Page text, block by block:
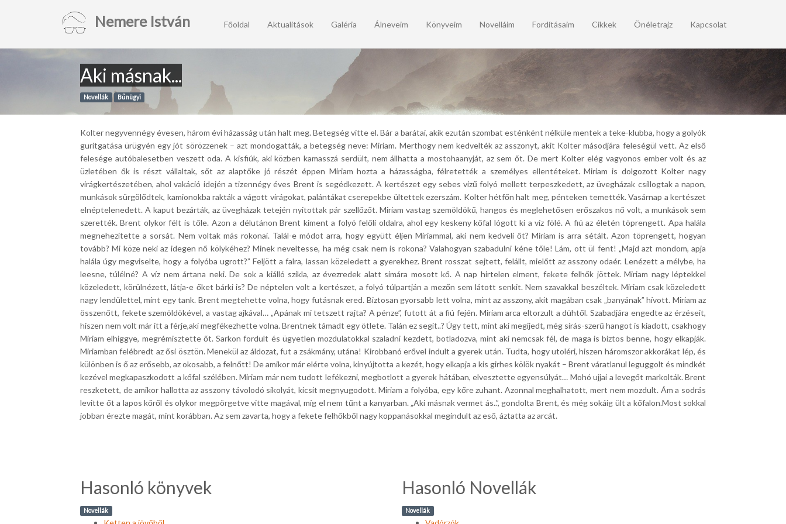
Nemere István Főoldal Aktualitások Galéria Álneveim Könyveim Novelláim Fordításaim Cikkek Önéletrajz Kapcsolat
Aki másnak...
Novellák Bűnügyi
Kolter negyvennégy évesen, három évi házasság után halt meg. Betegség vitte el. Bár a barátai, akik ezután szombat esténként nélküle mentek a teke-klubba, hogy a golyók
gurítgatása ürügyén egy jót sörözzenek – azt mondogatták, a betegség neve: Miriam. Merthogy nem kedvelték az asszonyt, akit Kolter másodjára feleségül vett. Az első
felesége autóbalesetben veszett oda. A kisfiúk, aki közben kamasszá serdült, nem állhatta a mostohaanyját, az sem őt. De mert Kolter elég vagyonos ember volt és az
üzletében ők is részt vállaltak, sőt az alaptőke jó részét éppen Miriam hozta a házasságba, félretették a személyes ellentéteket. Miriam is dolgozott Kolter nagy
virágkertészetében, ahol vakáció idején a tizennégy éves Brent is segédkezett. A kertészet egy sebes vizű folyó mellett terpeszkedett, az üvegházak csillogtak a napon,
munkások sürgölődtek, kamionokba rakták a vágott virágokat, palántákat cserepekbe ültettek ezerszám. Kolter hétfőn halt meg, pénteken temették. Vasárnap a kertészet
elnéptelenedett. A kaput bezárták, az üvegházak tetején nyitottak pár szellőzőt. Miriam vastag szemöldökű, hangos és meglehetősen erőszakos nő volt, a munkások sem
szerették. Brent olykor félt is tőle. Azon a délutánon Brent kiment a folyó felőli oldalra, ahol egy keskeny kőfal lógott ki a víz fölé. A fiú az életén töprengett. Apa halála
megnehezítette a sorsát. Nem voltak más rokonai. Talál-e módot arra, hogy együtt éljen Miriammal, aki nem kedveli őt? Miriam is arra sétált. Azon töprengett, hogyan
tovább? Mi köze neki az idegen nő kölykéhez? Minek neveltesse, ha még csak nem is rokona? Valahogyan szabadulni kéne tőle! Lám, ott ül fent! „Majd azt mondom, apja
halála úgy megviselte, hogy a folyóba ugrott?” Feljött a falra, lassan közeledett a gyerekhez. Brent rosszat sejtett, felállt, mielőtt az asszony odaér. Lenézett a mélybe, ha
leesne, túlélné? A víz nem ártana neki. De sok a kiálló szikla, az évezredek alatt simára mosott kő. A nap hirtelen elment, fekete felhők jöttek. Miriam nagy léptekkel
közeledett, körülnézett, látja-e őket bárki is? De néptelen volt a kertészet, a folyó túlpartján a mezőn sem látott senkit. Nem szavakkal beszéltek. Miriam csak közeledett
nagy lendülettel, mint egy tank. Brent megtehette volna, hogy futásnak ered. Biztosan gyorsabb lett volna, mint az asszony, akit magában csak „banyának” hívott. Miriam az
összenőtt, fekete szemöldökével, a vastag ajkával… „Apának mi tetszett rajta? A pénze”, futott át a fiú fején. Miriam arca eltorzult a dühtől. Szabadjára engedte az érzéseit,
hiszen nem volt már itt a férje,aki megfékezhette volna. Brentnek támadt egy ötlete. Talán ez segít..? Úgy tett, mint aki megijedt, még sírás-szerű hangot is kiadott, csakhogy
Miriam elhiggye, megrémisztette őt. Sarkon fordult és ügyetlen mozdulatokkal szaladni kezdett, botladozva, mint aki nemcsak fél, de maga is biztos benne, hogy elkapják.
Miriamban felébredt az ősi ösztön. Menekül az áldozat, fut a zsákmány, utána! Kirobbanó erővel indult a gyerek után. Tudta, hogy utoléri, hiszen háromszor akkorákat lép, és
különben is ő az erősebb, az okosabb, a felnőtt! De amikor már elérte volna, kinyújtotta a kezét, hogy elkapja a kis girhes kölök nyakát – Brent váratlanul leguggolt és mindkét
kezével megkapaszkodott a kőfal szélében. Miriam már nem tudott lefékezni, megbotlott a gyerek hátában, elvesztette egyensúlyát… Mohó ujjai a levegőt markolták. Brent
reszketett, de amikor hallotta az asszony távolodó sikolyát, kicsit megnyugodott. Miriam a folyóba, egy kőre zuhant. Azonnal meghalhatott, mert nem mozdult. Ám a sodrás
levitte őt a lapos kőről és olykor megpörgetve vitte magával, míg el nem tűnt a kanyarban. „Aki másnak vermet ás..”, gondolta Brent, és még sokáig ült a kőfalon.Most sokkal
jobban érezte magát, mint korábban. Az sem zavarta, hogy a fekete felhőkből nagy koppanásokkal megindult az eső, áztatta az arcát.
Hasonló könyvek
Novellák
Hasonló Novellák
Novellák